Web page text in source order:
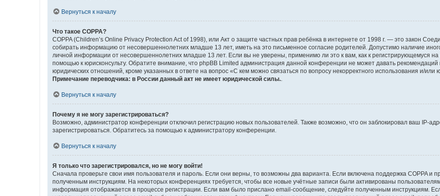
Вернуться к началу
Что такое COPPA?
COPPA (Children’s Online Privacy Protection Act of 1998), или Акт о защите частных прав ребёнка в интернете от 1998 г. — это закон
собирать информацию от несовершеннолетних младше 13 лет, иметь на это письменное согласие родителей. Допустимо наличие
личной информации от несовершеннолетних младше 13 лет. Если вы не уверены, применимо ли это к вам, как к регистрирующемуся
помощью к юрисконсульту. Обратите внимание, что phpBB Limited администрация данной конференции не может давать
юридических отношений, кроме указанных в ответе на вопрос «С кем можно связаться по вопросу некорректного использования и/или
Примечание переводчика: в России данный акт не имеет юридической силы.
Вернуться к началу
Почему я не могу зарегистрироваться?
Возможно, администратор конференции отключил регистрацию новых пользователей. Также возможно, что он заблокировал ваш IP-
зарегистрироваться. Обратитесь за помощью к администратору конференции.
Вернуться к началу
Я только что зарегистрировался, но не могу войти!
Сначала проверьте свои имя пользователя и пароль. Если они верны, то возможны два варианта. Если включена поддержка COPPA и
полученным инструкциям. На некоторых конференциях требуется, чтобы все новые учётные записи были активированы
информация отображается в процессе регистрации. Если вам было прислано email-сообщение, следуйте полученным инструкциям.